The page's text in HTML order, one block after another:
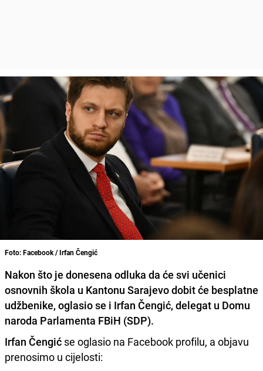
Foto: Facebook / Irfan Čengić
Nakon što je donesena odluka da će svi učenici
osnovnih škola u Kantonu Sarajevo dobit će besplatne
udžbenike, oglasio se i Irfan Čengić, delegat u Domu
naroda Parlamenta FBiH (SDP).
Irfan Čengić se oglasio na Facebook profilu, a objavu
prenosimo u cijelosti: